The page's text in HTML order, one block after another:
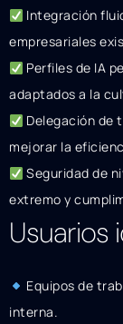
Integración
empresariales
Perfiles de IA
adaptados a la
Delegación de
mejorar la
Seguridad de
extremo y
Usuarios
Equipos de
interna.